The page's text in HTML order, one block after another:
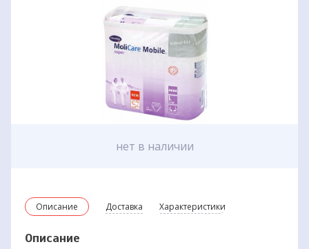
Описание Доставка Характеристики
Описание
нет в наличии